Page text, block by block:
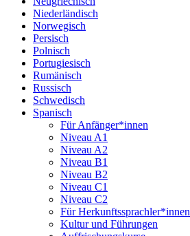
Niederländisch
Norwegisch
Persisch
Polnisch
Portugiesisch
Rumänisch
Russisch
Schwedisch
Spanisch
Für Anfänger*innen
Niveau A1
Niveau A2
Niveau B1
Niveau B2
Niveau C1
Niveau C2
Für Herkunftssprachler*innen
Kultur und Führungen